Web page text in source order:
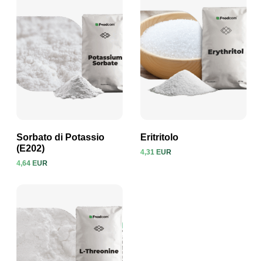
Visualizza prodotto
Sorbato di Potassio
(E202)
4,64 EUR
Eritritolo
4,31 EUR